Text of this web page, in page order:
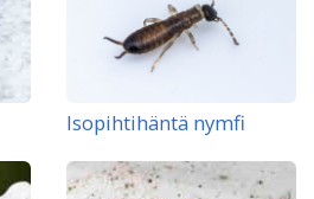
Isopihtihäntä nymfi